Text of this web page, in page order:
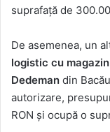
suprafață de
De asemenea, un
logistic cu
Dedeman din
autorizare,
RON și ocupă o